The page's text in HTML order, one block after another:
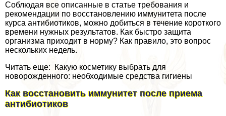
Соблюдая все описанные в статье требования и
рекомендации по восстановлению иммунитета после
курса антибиотиков, можно добиться в течение короткого
времени нужных результатов. Как быстро защита
организма приходит в норму? Как правило, это вопрос
нескольких недель.
Читать еще: Какую косметику выбрать для
новорожденного: необходимые средства гигиены
Как восстановить иммунитет после приема
антибиотиков